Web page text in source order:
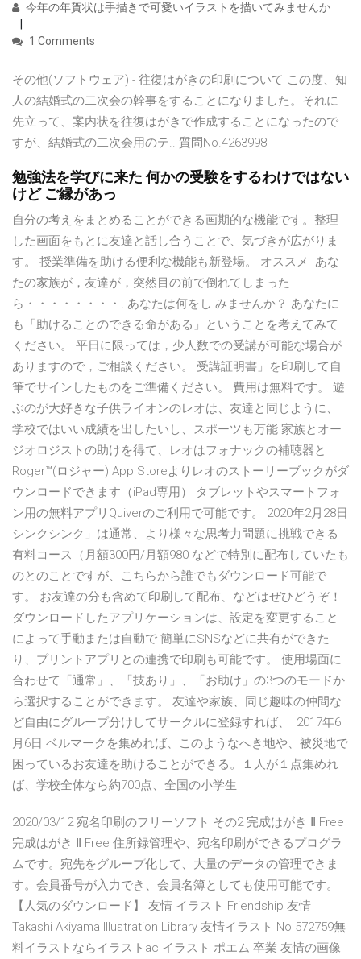
今年の年賀状は手描きで可愛いイラストを描いてみませんか
1 Comments
その他(ソフトウェア) - 往復はがきの印刷について この度、知
人の結婚式の二次会の幹事をすることになりました。それに
先立って、案内状を往復はがきで作成することになったので
すが、結婚式の二次会用のテ.. 質問No.4263998
勉強法を学びに来た 何かの受験をするわけではない
けど ご縁があっ
自分の考えをまとめることができる画期的な機能です。整理
した画面をもとに友達と話し合うことで、気づきが広がりま
す。 授業準備を助ける便利な機能も新登場。 オススメ あな
たの家族が，友達が，突然目の前で倒れてしまった
ら・・・・・・・・. あなたは何をし みませんか？ あなたに
も「助けることのできる命がある」ということを考えてみて
ください。 平日に限っては，少人数での受講が可能な場合が
ありますので，ご相談ください。 受講証明書」を印刷して自
筆でサインしたものをご準備ください。 費用は無料です。 遊
ぶのが大好きな子供ライオンのレオは、友達と同じように、
学校ではいい成績を出したいし、スポーツも万能 家族とオー
ジオロジストの助けを得て、レオはフォナックの補聴器と
Roger™(ロジャー) App Storeよりレオのストーリーブックがダ
ウンロードできます（iPad専用） タブレットやスマートフォ
ン用の無料アプリQuiverのご利用で可能です。 2020年2月28日
シンクシンク」は通常、より様々な思考力問題に挑戦できる
有料コース（月額300円/月額980 などで特別に配布していたも
のとのことですが、こちらから誰でもダウンロード可能で
す。 お友達の分も含めて印刷して配布、などはぜひどうぞ！
ダウンロードしたアプリケーションは、設定を変更すること
によって手動または自動で 簡単にSNSなどに共有ができた
り、プリントアプリとの連携で印刷も可能です。 使用場面に
合わせて「通常」、「技あり」、「お助け」の3つのモードか
ら選択することができます。 友達や家族、同じ趣味の仲間な
ど自由にグループ分けしてサークルに登録すれば、 2017年6
月6日 ベルマークを集めれば、このようなへき地や、被災地で
困っているお友達を助けることができる。１人が１点集めれ
ば、学校全体なら約700点、全国の小学生
2020/03/12 宛名印刷のフリーソフト その2 完成はがき Ⅱ Free
完成はがき Ⅱ Free 住所録管理や、宛名印刷ができるプログラ
ムです。宛先をグループ化して、大量のデータの管理できま
す。会員番号が入力でき、会員名簿としても使用可能です。
【人気のダウンロード】 友情 イラスト Friendship 友情
Takashi Akiyama Illustration Library 友情イラスト No 572759無
料イラストならイラストac イラスト ポエム 卒業 友情の画像